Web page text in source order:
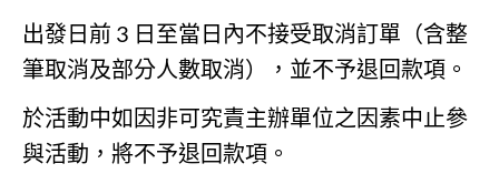
出發日前 3 日至當日內不接受取消訂單（含整
筆取消及部分人數取消），並不予退回款項。
於活動中如因非可究責主辦單位之因素中止參
與活動，將不予退回款項。